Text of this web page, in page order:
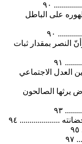
٩٠
الباطل
بمقدار ثبات
الاجتماعي
الصالحون
٩٤